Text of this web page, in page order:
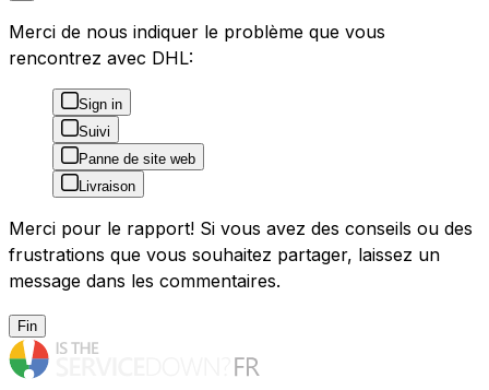
Merci de nous indiquer le problème que vous
rencontrez avec DHL:
Sign in
Suivi
Panne de site web
Livraison
Merci pour le rapport! Si vous avez des conseils ou des
frustrations que vous souhaitez partager, laissez un
message dans les commentaires.
Fin